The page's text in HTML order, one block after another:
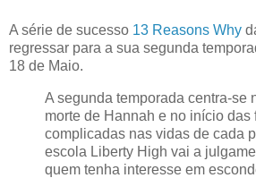
A série de sucesso 13 Reasons Why
regressar para a sua segunda
18 de Maio.
A segunda temporada centra-se
morte de Hannah e no início das
complicadas nas vidas de cada
escola Liberty High vai a
quem tenha interesse em